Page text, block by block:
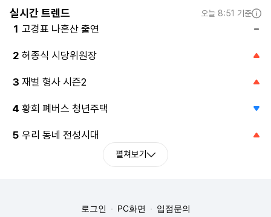
실시간 트렌드 오늘 8:51 기준
1 고경표 나혼산 출연
2 허종식 시당위원장
3 재벌 형사 시즌2
4 황희 폐버스 청년주택
5 우리 동네 전성시대
펼쳐보기
로그인 PC화면 입점문의